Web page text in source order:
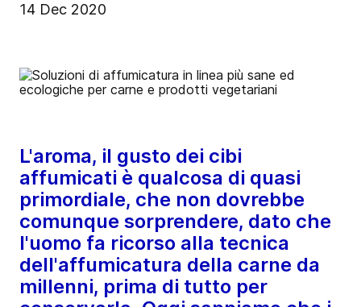
14 Dec 2020
L'aroma, il gusto dei cibi
affumicati è qualcosa di quasi
primordiale, che non dovrebbe
comunque sorprendere, dato che
l'uomo fa ricorso alla tecnica
dell'affumicatura della carne da
millenni, prima di tutto per